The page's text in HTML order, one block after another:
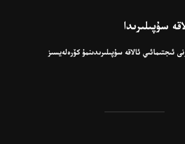
سۇپىلىرىدا
ئىجتىمائىي ئالاقە سۇپىلىرىدىنمۇ كۆرەلەيسىز